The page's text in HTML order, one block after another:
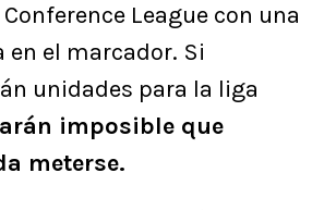
League con una
el marcador. Si
unidades para la liga
imposible que
meterse.